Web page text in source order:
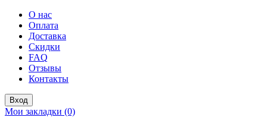
О нас
Оплата
Доставка
Скидки
FAQ
Отзывы
Контакты
Вход
Мои закладки (0)